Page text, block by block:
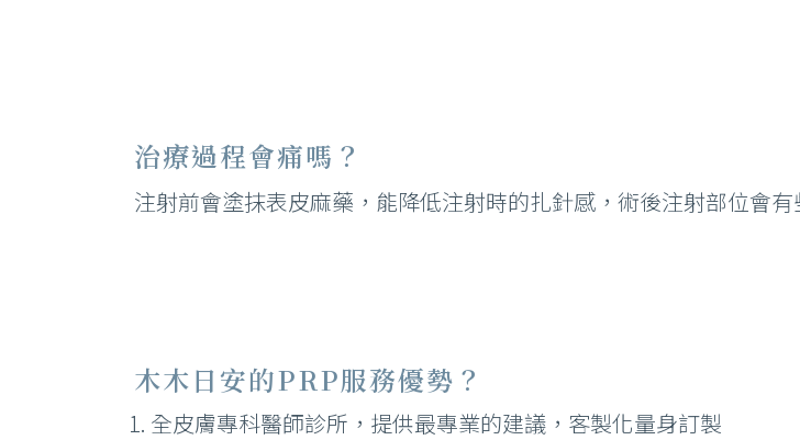
治療過程會痛嗎？
注射前會塗抹表皮麻藥，能降低注射時的扎針感，術後注射部位會
木木日安的PRP服務優勢？
全皮膚專科醫師診所，提供最專業的建議，客製化量身訂製